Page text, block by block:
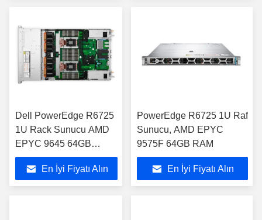
Dell PowerEdge R6725
1U Rack Sunucu AMD
EPYC 9645 64GB
DDR5
En İyi Fiyatı Alın
PowerEdge R6725 1U Raf
Sunucu, AMD EPYC
9575F 64GB RAM
En İyi Fiyatı Alın